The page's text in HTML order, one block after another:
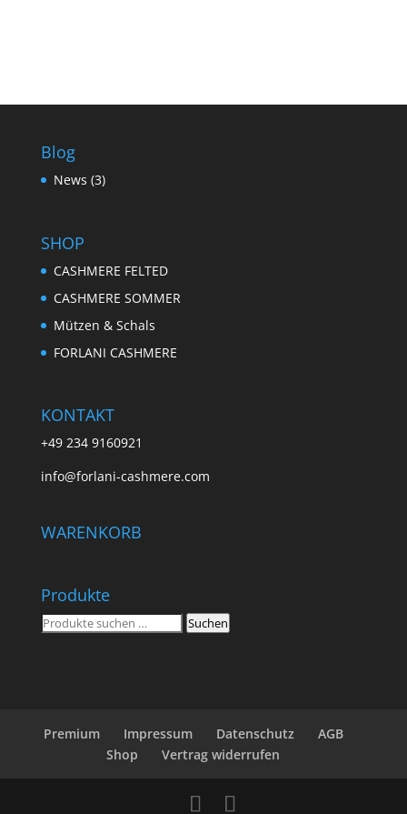
Blog
News (3)
SHOP
CASHMERE FELTED
CASHMERE SOMMER
Mützen & Schals
FORLANI CASHMERE
KONTAKT
+49 234 9160921
info@forlani-cashmere.com
WARENKORB
Produkte
Suchen
Suchen
Premium Impressum Datenschutz
AGB
Shop
Vertrag widerrufen